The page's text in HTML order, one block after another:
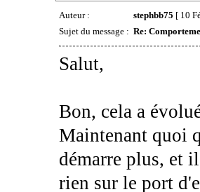
Auteur : stephbb75 [ 10
Sujet du message : Re:
Salut,
Bon, cela a
Maintenant quoi
démarre plus, et
rien sur le port